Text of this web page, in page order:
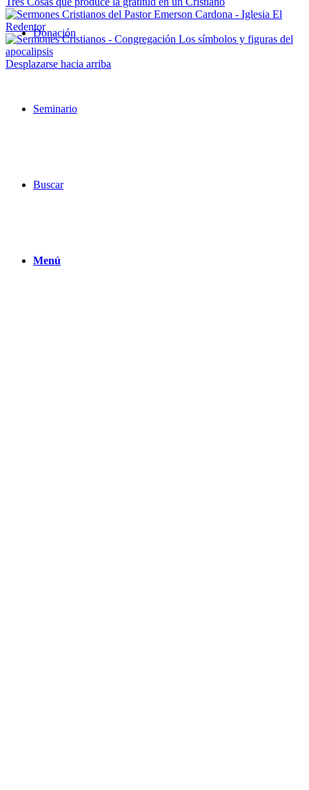
Donación
Seminario
Buscar
Menú
Los símbolos y figuras del
apocalipsis
Desplazarse hacia arriba